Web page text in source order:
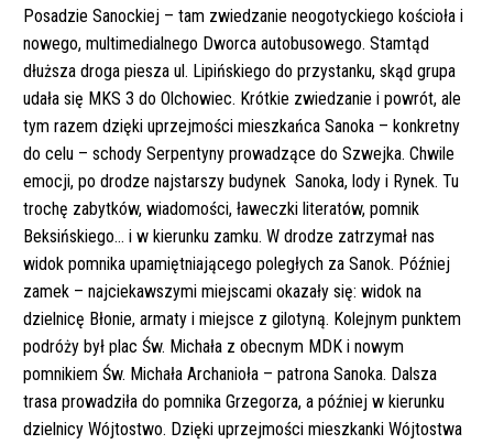
Posadzie Sanockiej – tam zwiedzanie neogotyckiego kościoła i
nowego, multimedialnego Dworca autobusowego. Stamtąd
dłuższa droga piesza ul. Lipińskiego do przystanku, skąd grupa
udała się MKS 3 do Olchowiec. Krótkie zwiedzanie i powrót, ale
tym razem dzięki uprzejmości mieszkańca Sanoka – konkretny
do celu – schody Serpentyny prowadzące do Szwejka. Chwile
emocji, po drodze najstarszy budynek Sanoka, lody i Rynek. Tu
trochę zabytków, wiadomości, ławeczki literatów, pomnik
Beksińskiego… i w kierunku zamku. W drodze zatrzymał nas
widok pomnika upamiętniającego poległych za Sanok. Później
zamek – najciekawszymi miejscami okazały się: widok na
dzielnicę Błonie, armaty i miejsce z gilotyną. Kolejnym punktem
podróży był plac Św. Michała z obecnym MDK i nowym
pomnikiem Św. Michała Archanioła – patrona Sanoka. Dalsza
trasa prowadziła do pomnika Grzegorza, a później w kierunku
dzielnicy Wójtostwo. Dzięki uprzejmości mieszkanki Wójtostwa